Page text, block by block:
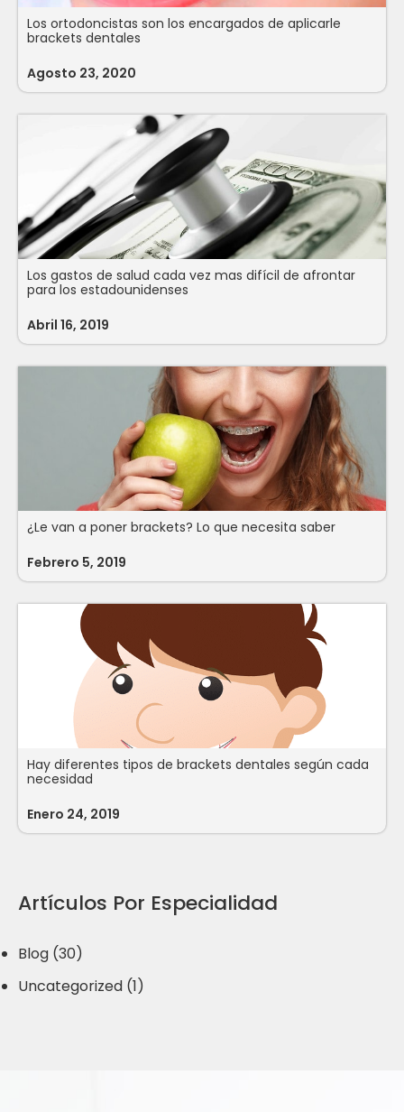
Los ortodoncistas son los encargados de aplicarle
brackets dentales
Agosto 23, 2020
Los gastos de salud cada vez mas difícil de afrontar
para los estadounidenses
Abril 16, 2019
¿Le van a poner brackets? Lo que necesita saber
Febrero 5, 2019
Hay diferentes tipos de brackets dentales según cada
necesidad
Enero 24, 2019
Artículos Por Especialidad
Blog (30)
Uncategorized (1)